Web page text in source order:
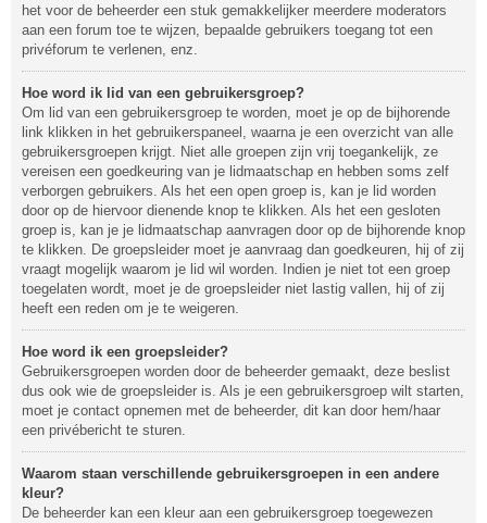
het voor de beheerder een stuk gemakkelijker meerdere moderators
aan een forum toe te wijzen, bepaalde gebruikers toegang tot een
privéforum te verlenen, enz.
Hoe word ik lid van een gebruikersgroep?
Om lid van een gebruikersgroep te worden, moet je op de bijhorende
link klikken in het gebruikerspaneel, waarna je een overzicht van alle
gebruikersgroepen krijgt. Niet alle groepen zijn vrij toegankelijk, ze
vereisen een goedkeuring van je lidmaatschap en hebben soms zelf
verborgen gebruikers. Als het een open groep is, kan je lid worden
door op de hiervoor dienende knop te klikken. Als het een gesloten
groep is, kan je je lidmaatschap aanvragen door op de bijhorende knop
te klikken. De groepsleider moet je aanvraag dan goedkeuren, hij of zij
vraagt mogelijk waarom je lid wil worden. Indien je niet tot een groep
toegelaten wordt, moet je de groepsleider niet lastig vallen, hij of zij
heeft een reden om je te weigeren.
Hoe word ik een groepsleider?
Gebruikersgroepen worden door de beheerder gemaakt, deze beslist
dus ook wie de groepsleider is. Als je een gebruikersgroep wilt starten,
moet je contact opnemen met de beheerder, dit kan door hem/haar
een privébericht te sturen.
Waarom staan verschillende gebruikersgroepen in een andere
kleur?
De beheerder kan een kleur aan een gebruikersgroep toegewezen